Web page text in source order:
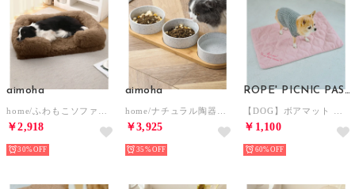
aimoha
home/ふわもこソファ風 ペットベッド 【返品不可商品】 （ブラウン）
￥2,918
30%
aimoha
home/ナチュラル陶器製ペットボウル＆竹製スタンドセット【返品不可商品】 （ホワイト）
￥3,925
35%
ROPE' PICNIC PASSAGE
【DOG】ボアマット 【返品不可商品】 （ピンク（63））
￥1,100
60%